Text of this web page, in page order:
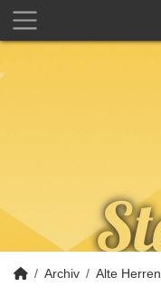
Archiv Alte Herren